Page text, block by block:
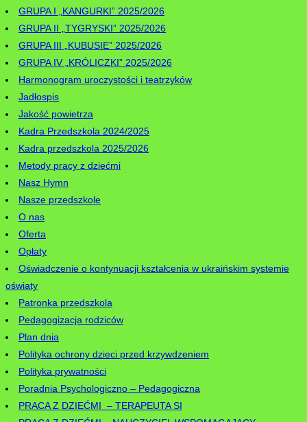
GRUPA I „KANGURKI” 2025/2026
GRUPA II „TYGRYSKI” 2025/2026
GRUPA III „KUBUSIE” 2025/2026
GRUPA IV „KRÓLICZKI” 2025/2026
Harmonogram uroczystości i teatrzyków
Jadłospis
Jakość powietrza
Kadra Przedszkola 2024/2025
Kadra przedszkola 2025/2026
Metody pracy z dziećmi
Nasz Hymn
Nasze przedszkole
O nas
Oferta
Opłaty
Oświadczenie o kontynuacji kształcenia w ukraińskim systemie
oświaty
Patronka przedszkola
Pedagogizacja rodziców
Plan dnia
Polityka ochrony dzieci przed krzywdzeniem
Polityka prywatności
Poradnia Psychologiczno – Pedagogiczna
PRACA Z DZIEĆMI – TERAPEUTA SI